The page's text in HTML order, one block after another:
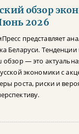
обзор
2026
представляет
Беларуси.
— это
экономики с
роста, риски и